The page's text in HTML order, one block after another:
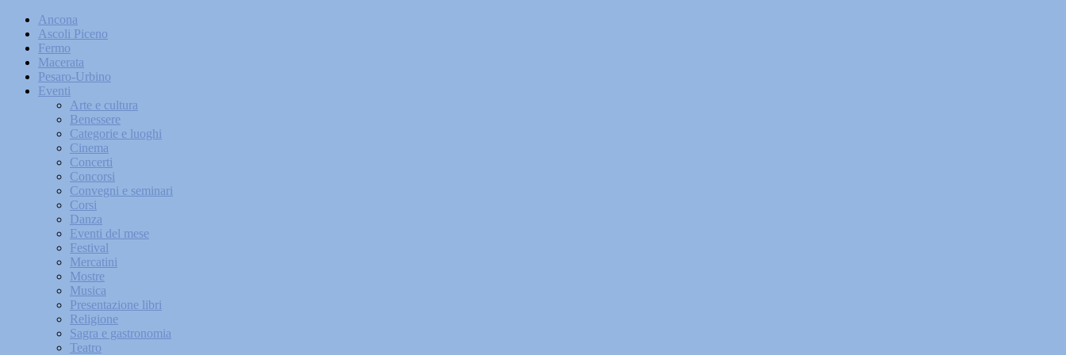
Ancona
Ascoli Piceno
Fermo
Macerata
Pesaro-Urbino
Eventi
Arte e cultura
Benessere
Categorie e luoghi
Cinema
Concerti
Concorsi
Convegni e seminari
Corsi
Danza
Eventi del mese
Festival
Mercatini
Mostre
Musica
Presentazione libri
Religione
Sagra e gastronomia
Teatro